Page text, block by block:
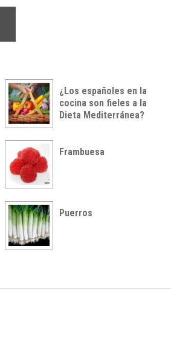
¿Los españoles en la
cocina son fieles a la
Dieta Mediterránea?
Frambuesa
Puerros